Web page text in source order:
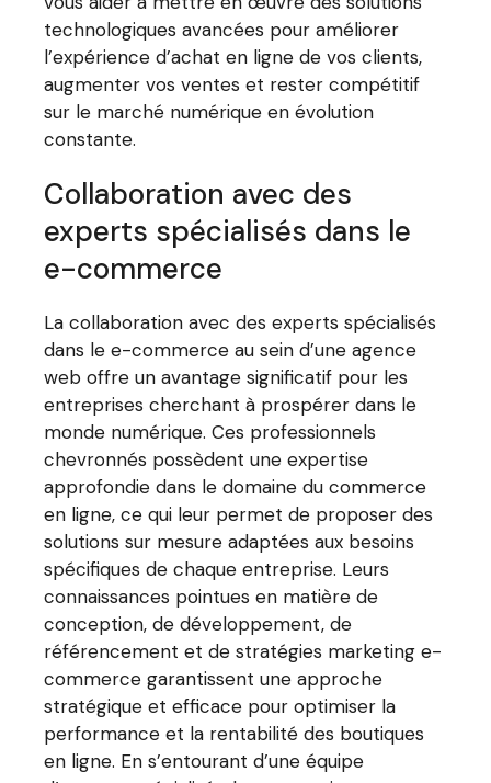
technologiques avancées pour améliorer
l’expérience d’achat en ligne de vos clients,
augmenter vos ventes et rester compétitif
sur le marché numérique en évolution
constante.
Collaboration avec des
experts spécialisés dans le
e-commerce
La collaboration avec des experts spécialisés
dans le e-commerce au sein d’une agence
web offre un avantage significatif pour les
entreprises cherchant à prospérer dans le
monde numérique. Ces professionnels
chevronnés possèdent une expertise
approfondie dans le domaine du commerce
en ligne, ce qui leur permet de proposer des
solutions sur mesure adaptées aux besoins
spécifiques de chaque entreprise. Leurs
connaissances pointues en matière de
conception, de développement, de
référencement et de stratégies marketing e-
commerce garantissent une approche
stratégique et efficace pour optimiser la
performance et la rentabilité des boutiques
en ligne. En s’entourant d’une équipe